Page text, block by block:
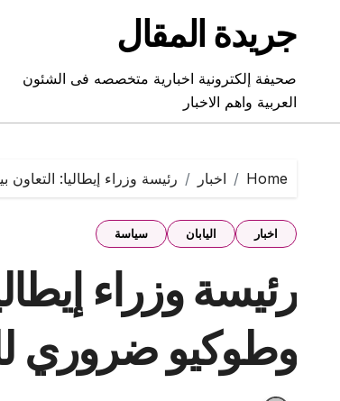
contentجريدة المقال
صحيفة إلكترونية اخبارية متخصصه فى الشئون
العربية واهم الاخبار
Home اخبار رئيسة وزراء إيطاليا:
اخبار اليابان سياسة
رئيسة وزراء
وطوكيو ضروري